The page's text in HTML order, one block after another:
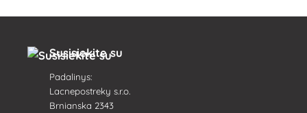
Susisiekite su
Padalinys:
Lacnepostreky s.r.o.
Brnianska 2343